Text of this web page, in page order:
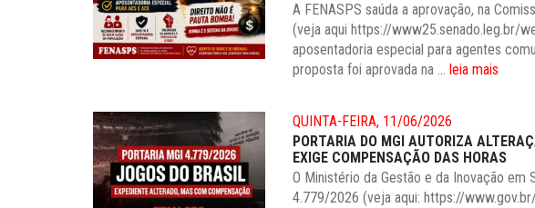
A FENASPS saúda a aprovação, na
(veja aqui https://www25.senado.leg.br/
aposentadoria especial para agentes
proposta foi aprovada na ... leia mais
QUINTA-FEIRA, 11/06/2026
PORTARIA DO MGI AUTORIZA
EXIGE COMPENSAÇÃO DAS HORAS
O Ministério da Gestão e da Inovação em
4.779/2026 (veja aqui: https://